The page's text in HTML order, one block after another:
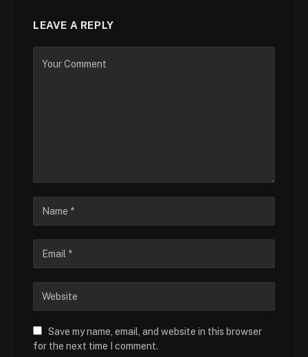
LEAVE A REPLY
Save my name, email, and website in this browser
for the next time I comment.